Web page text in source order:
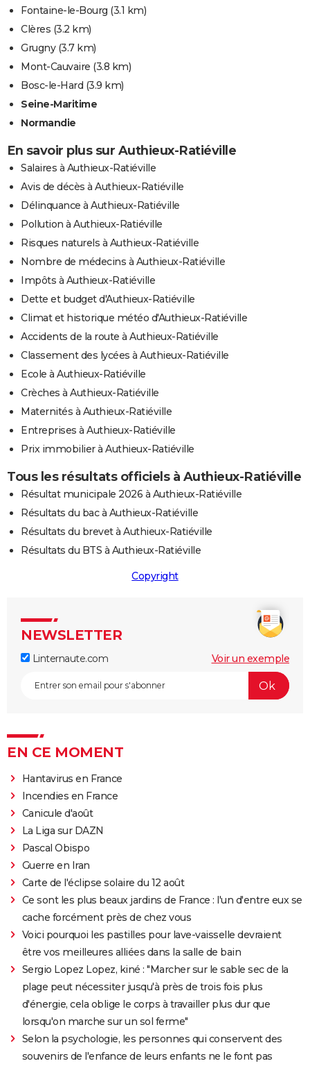
Fontaine-le-Bourg (3.1 km)
Clères (3.2 km)
Grugny(3.7 km)
Mont-Cauvaire (3.8 km)
Bosc-le-Hard (3.9 km)
Seine-Maritime
Normandie
En savoir plus sur Authieux-Ratiéville
Salaires à Authieux-Ratiéville
Avis de décès à Authieux-Ratiéville
Délinquance à Authieux-Ratiéville
Pollution à Authieux-Ratiéville
Risques naturels à Authieux-Ratiéville
Nombre de médecins à Authieux-Ratiéville
Impôts à Authieux-Ratiéville
Dette et budget d'Authieux-Ratiéville
Climat et historique météo d'Authieux-Ratiéville
Accidents de la route à Authieux-Ratiéville
Classement des lycées à Authieux-Ratiéville
Ecole à Authieux-Ratiéville
Crèches à Authieux-Ratiéville
Maternités à Authieux-Ratiéville
Entreprises à Authieux-Ratiéville
Prix immobilier à Authieux-Ratiéville
Tous les résultats officiels à Authieux-Ratiéville
Résultat municipale 2026 à Authieux-Ratiéville
Résultats du bac à Authieux-Ratiéville
Résultats du brevet à Authieux-Ratiéville
Résultats du BTS à Authieux-Ratiéville
Copyright
NEWSLETTER
Linternaute.com Voir un exemple
EN CE MOMENT
Hantavirus en France
Incendies en France
Canicule d'août
La Liga sur DAZN
Pascal Obispo
Guerre en Iran
Carte de l'éclipse solaire du 12 août
Ce sont les plus beaux jardins de France : l'un d'entre eux se
cache forcément près de chez vous
Voici pourquoi les pastilles pour lave-vaisselle devraient
être vos meilleures alliées dans la salle de bain
Sergio Lopez Lopez, kiné : "Marcher sur le sable sec de la
plage peut nécessiter jusqu'à près de trois fois plus
d'énergie, cela oblige le corps à travailler plus dur que
lorsqu'on marche sur un sol ferme"
Selon la psychologie, les personnes qui conservent des
souvenirs de l'enfance de leurs enfants ne le font pas